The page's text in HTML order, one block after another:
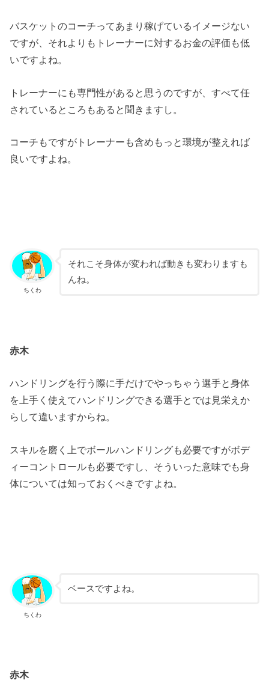
バスケットのコーチってあまり稼げているイメージない
ですが、それよりもトレーナーに対するお金の評価も低
いですよね。
トレーナーにも専門性があると思うのですが、すべて任
されているところもあると聞きますし。
コーチもですがトレーナーも含めもっと環境が整えれば
良いですよね。
ちくわ
それこそ身体が変われば動きも変わりますも
んね。
赤木
ハンドリングを行う際に手だけでやっちゃう選手と身体
を上手く使えてハンドリングできる選手とでは見栄えか
らして違いますからね。
スキルを磨く上でボールハンドリングも必要ですがボデ
ィーコントロールも必要ですし、そういった意味でも身
体については知っておくべきですよね。
ちくわ
ベースですよね。
赤木